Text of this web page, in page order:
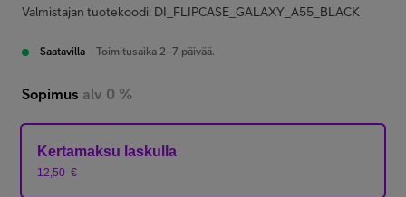
Valmistajan tuotekoodi: DI_FLIPCASE_GALAXY_A55_BLACK
Saatavilla Toimitusaika 2–7 päivää.
Sopimus alv 0 %
Kertamaksu laskulla
12,50 €